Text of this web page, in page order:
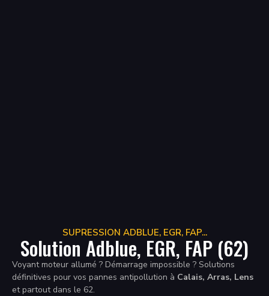
SUPRESSION ADBLUE, EGR, FAP...
Solution Adblue, EGR, FAP (62)
Voyant moteur allumé ? Démarrage impossible ? Solutions
définitives pour vos pannes antipollution à Calais, Arras, Lens
et partout dans le 62.